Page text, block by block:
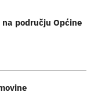
području Općine